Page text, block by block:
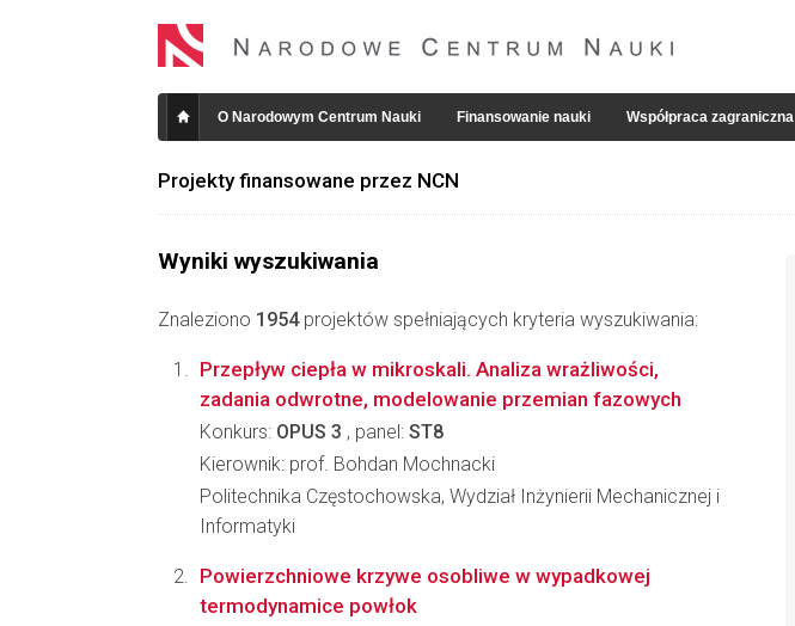
O Narodowym Centrum Nauki Finansowanie nauki Współpraca zagraniczna
Projekty finansowane przez NCN
Wyniki wyszukiwania
Znaleziono 1954projektów spełniających kryteria wyszukiwania:
Przepływ ciepła w mikroskali. Analiza wrażliwości,
zadania odwrotne, modelowanie przemian fazowych
Konkurs: OPUS 3 , panel: ST8
Kierownik: prof. Bohdan Mochnacki
Politechnika Częstochowska, Wydział Inżynierii Mechanicznej i
Informatyki
Powierzchniowe krzywe osobliwe w wypadkowej
termodynamice powłok